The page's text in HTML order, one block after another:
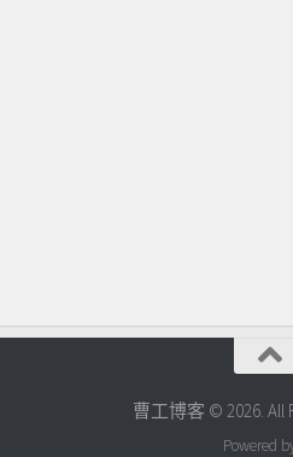
曹工博客 © 2026. All
Powered